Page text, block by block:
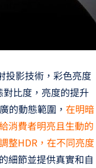
投影技術，彩色亮度
比度，亮度的提升
的動態範圍， 在明暗
消費者明亮且生動的
整HDR，在不同亮度
細節並提供真實和自